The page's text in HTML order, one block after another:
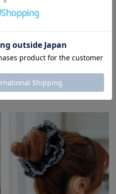
simple heart necklace～ｼﾝﾌﾟﾙﾊｰﾄﾈｯ
ｸﾚｽ
(税込)